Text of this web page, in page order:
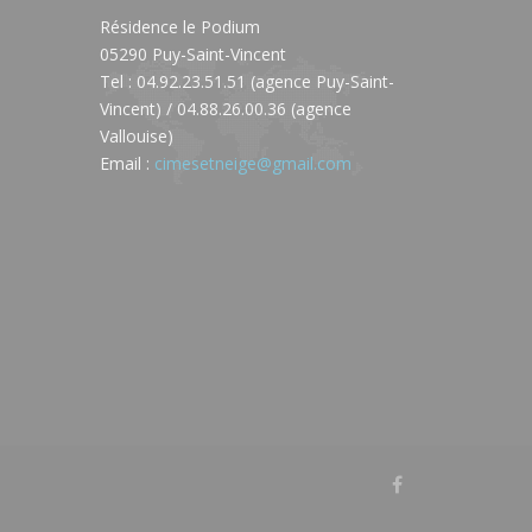
Résidence le Podium
05290 Puy-Saint-Vincent
Tel : 04.92.23.51.51 (agence Puy-Saint-
Vincent) / 04.88.26.00.36 (agence
Vallouise)
Email : cimesetneige@gmail.com